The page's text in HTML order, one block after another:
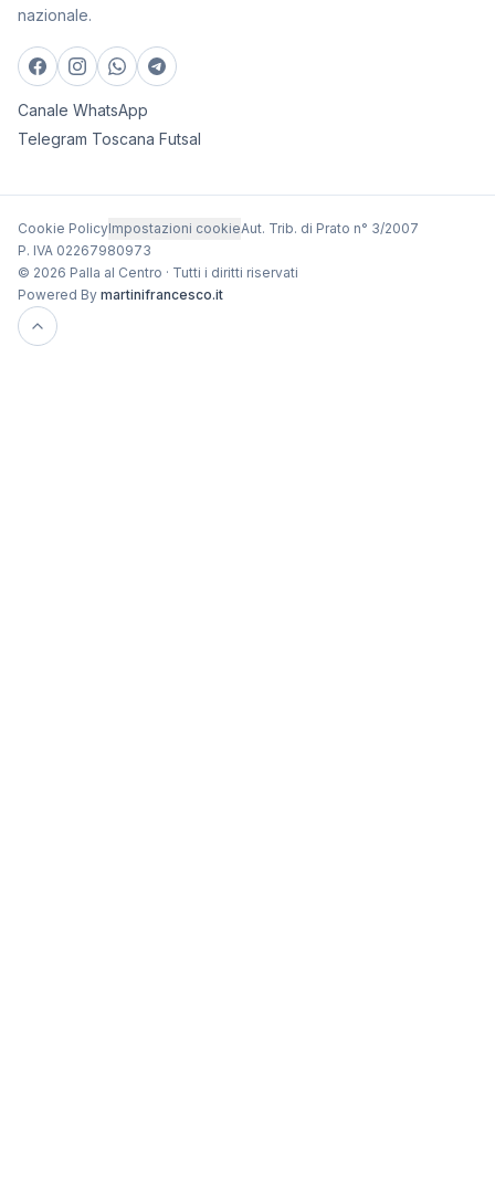
nazionale.
Canale WhatsApp
Telegram Toscana Futsal
Cookie PolicyImpostazioni cookieAut. Trib. di Prato n° 3/2007
P. IVA 02267980973
© 2026 Palla al Centro · Tutti i diritti riservati
Powered By martinifrancesco.it